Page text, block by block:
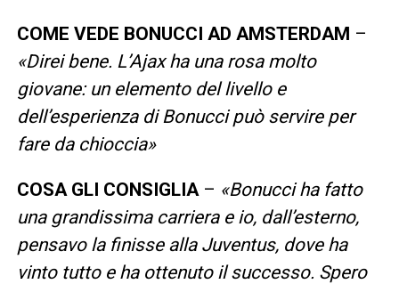
COME VEDE BONUCCI AD AMSTERDAM –
«Direi bene. L’Ajax ha una rosa molto
giovane: un elemento del livello e
dell’esperienza di Bonucci può servire per
fare da chioccia»
COSA GLI CONSIGLIA– «Bonucci ha fatto
una grandissima carriera e io, dall’esterno,
pensavo la finisse alla Juventus, dove ha
vinto tutto e ha ottenuto il successo. Spero